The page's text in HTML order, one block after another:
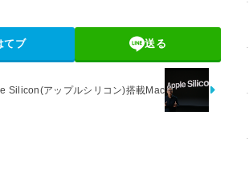
てブ 送る
Silicon(アップルシリコン)搭載Mac